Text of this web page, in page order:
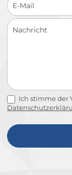
Ich stimme der